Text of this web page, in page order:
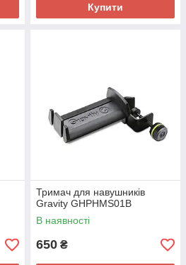
Купити
Тримач для навушників
Gravity GHPHMS01B
В наявності
650 ₴